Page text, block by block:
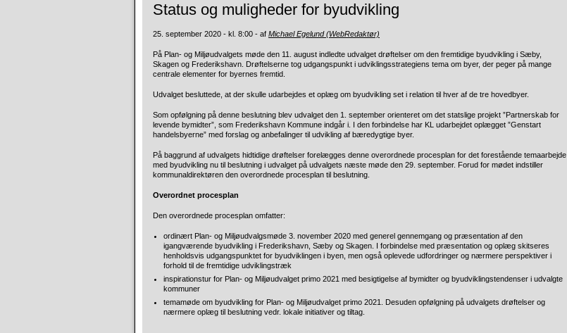
Status og muligheder for byudvikling
25. september 2020 - kl. 8:00 - af Michael Egelund (WebRedaktør)
På Plan- og Miljøudvalgets møde den 11. august indledte udvalget drøftelser om den fremtidige byudvikling i Sæby,
Skagen og Frederikshavn. Drøftelserne tog udgangspunkt i udviklingsstrategiens tema om byer, der peger på mange
centrale elementer for byernes fremtid.
Udvalget besluttede, at der skulle udarbejdes et oplæg om byudvikling set i relation til hver af de tre hovedbyer.
Som opfølgning på denne beslutning blev udvalget den 1. september orienteret om det statslige projekt ”Partnerskab for
levende bymidter”, som Frederikshavn Kommune indgår i. I den forbindelse har KL udarbejdet oplægget ”Genstart
handelsbyerne” med forslag og anbefalinger til udvikling af bæredygtige byer.
På baggrund af udvalgets hidtidige drøftelser forelægges denne overordnede procesplan for det forestående temaarbejde
med byudvikling nu til beslutning i udvalget på udvalgets næste møde den 29. september. Forud for mødet indstiller
kommunaldirektøren den overordnede procesplan til beslutning.
Overordnet procesplan
Den overordnede procesplan omfatter:
ordinært Plan- og Miljøudvalgsmøde 3. november 2020 med generel gennemgang og præsentation af den
igangværende byudvikling i Frederikshavn, Sæby og Skagen. I forbindelse med præsentation og oplæg skitseres
henholdsvis udgangspunktet for byudviklingen i byen, men også oplevede udfordringer og nærmere perspektiver i
forhold til de fremtidige udviklingstræk
inspirationstur for Plan- og Miljøudvalget primo 2021 med besigtigelse af bymidter og byudviklingstendenser i udvalgte
kommuner
temamøde om byudvikling for Plan- og Miljøudvalget primo 2021. Desuden opfølgning på udvalgets drøftelser og
nærmere oplæg til beslutning vedr. lokale initiativer og tiltag.